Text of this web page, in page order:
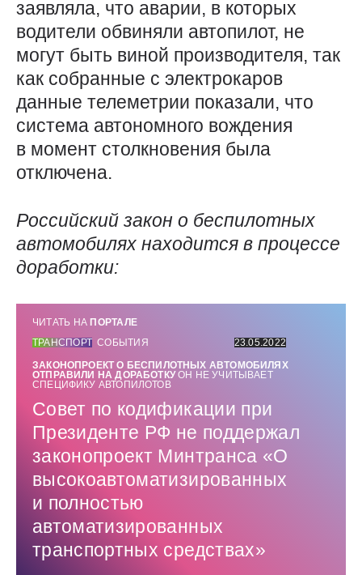
заявляла, что аварии, в которых
водители обвиняли автопилот, не
могут быть виной производителя, так
как собранные с электрокаров
данные телеметрии показали, что
система автономного вождения
в момент столкновения была
отключена.
Российский закон о беспилотных
автомобилях находится в процессе
доработки:
ЧИТАТЬ НА ПОРТАЛЕ
ТРАНСПОРТ СОБЫТИЯ
23.05.2022
ЗАКОНОПРОЕКТ О БЕСПИЛОТНЫХ АВТОМОБИЛЯХ
ОТПРАВИЛИ НА ДОРАБОТКУ ОН НЕ УЧИТЫВАЕТ
СПЕЦИФИКУ АВТОПИЛОТОВ
Совет по кодификации при
Президенте РФ не поддержал
законопроект Минтранса «О
высокоавтоматизированных
и полностью
автоматизированных
транспортных средствах»